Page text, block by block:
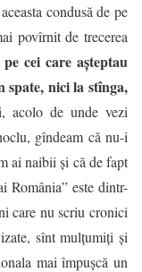
condusă de pe
povîrnit de trecerea
cei care aşteptau
nici la stînga,
acolo de unde vezi
gîndeam că nu-i
ai naibii şi că de fapt
România” este dintr-
care nu scriu cronici
sînt mulţumiţi şi
mai împuşcă un